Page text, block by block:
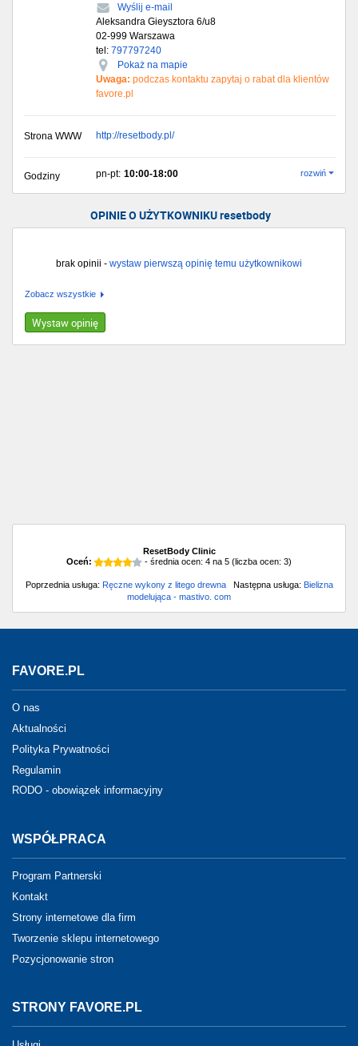
Wyślij e-mail
Aleksandra Gieysztora 6/u8
02-999 Warszawa
tel: 797797240
Pokaż na mapie
Uwaga: podczas kontaktu zapytaj o rabat dla klientów
favore.pl
Strona WWW http://resetbody.pl/
Godziny pn-pt: 10:00-18:00 rozwiń
OPINIE O UŻYTKOWNIKU resetbody
brak opinii - wystaw pierwszą opinię temu użytkownikowi
Zobacz wszystkie
Wystaw opinię
ResetBody Clinic
Oceń:
- średnia ocen: 4 na 5 (liczba ocen: 3)
Poprzednia usługa: Ręczne wykony z litego drewnaNastępna usługa: Bielizna
modelująca - mastivo. com
FAVORE.PL
O nas
Aktualności
Polityka Prywatności
Regulamin
RODO - obowiązek informacyjny
WSPÓŁPRACA
Program Partnerski
Kontakt
Strony internetowe dla firm
Tworzenie sklepu internetowego
Pozycjonowanie stron
STRONY FAVORE.PL